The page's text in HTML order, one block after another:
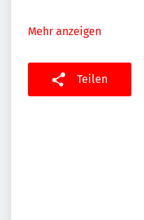
Mehr anzeigen
Teilen